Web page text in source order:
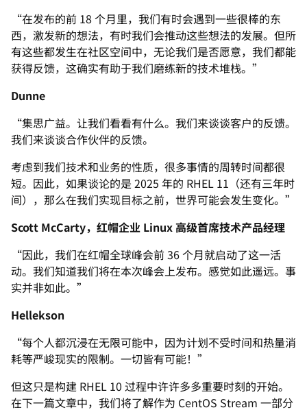
“在发布的前 18 个月里，我们有时会遇到一些很棒的东
西，激发新的想法，有时我们会推动这些想法的发展。但所
有这些都发生在社区空间中，无论我们是否愿意，我们都能
获得反馈，这确实有助于我们磨练新的技术堆栈。”
Dunne
“集思广益。让我们看看有什么。我们来谈谈客户的反馈。
我们来谈谈合作伙伴的反馈。
考虑到我们技术和业务的性质，很多事情的周转时间都很
短。因此，如果谈论的是 2025 年的 RHEL 11（还有三年时
间），那么在我们实现目标之前，世界可能会发生变化。”
Scott McCarty，红帽企业 Linux 高级首席技术产品经理
“因此，我们在红帽全球峰会前 36 个月就启动了这一活
动。我们知道我们将在本次峰会上发布。感觉如此遥远。事
实并非如此。”
Hellekson
“每个人都沉浸在无限可能中，因为计划不受时间和热量消
耗等严峻现实的限制。一切皆有可能！”
但这只是构建 RHEL 10 过程中许许多多重要时刻的开始。
在下一篇文章中，我们将了解作为 CentOS Stream 一部分